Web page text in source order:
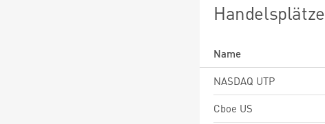
Handelsplätze
Name
NASDAQ UTP
Cboe US